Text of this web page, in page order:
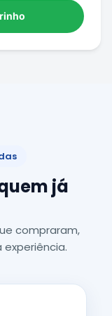
já
compraram,